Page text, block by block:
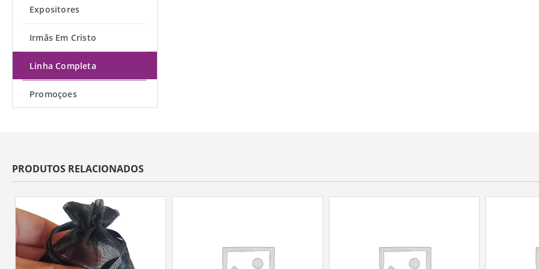
Expositores
Irmãs Em Cristo
Linha Completa
Promoçoes
PRODUTOS RELACIONADOS